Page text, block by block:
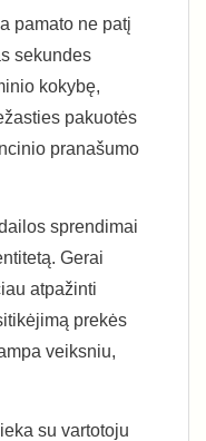
pamato ne patį
sekundes
kokybę,
pakuotės
pranašumo
sprendimai
Gerai
atpažinti
prekės
veiksniu,
su vartotoju